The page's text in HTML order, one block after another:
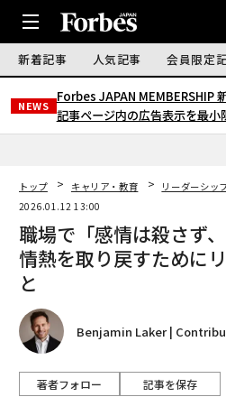
新着記事 人気記事 会員限定
NEWS
Forbes JAPAN MEMBERSHIP
記事ページ内の広告表示を最小
トップ キャリア・教育 リーダーシッ
2026.01.12 13:00
職場で「感情は殺さず
情熱を取り戻すために
と
Benjamin Laker |
著者フォロー 記事を保存